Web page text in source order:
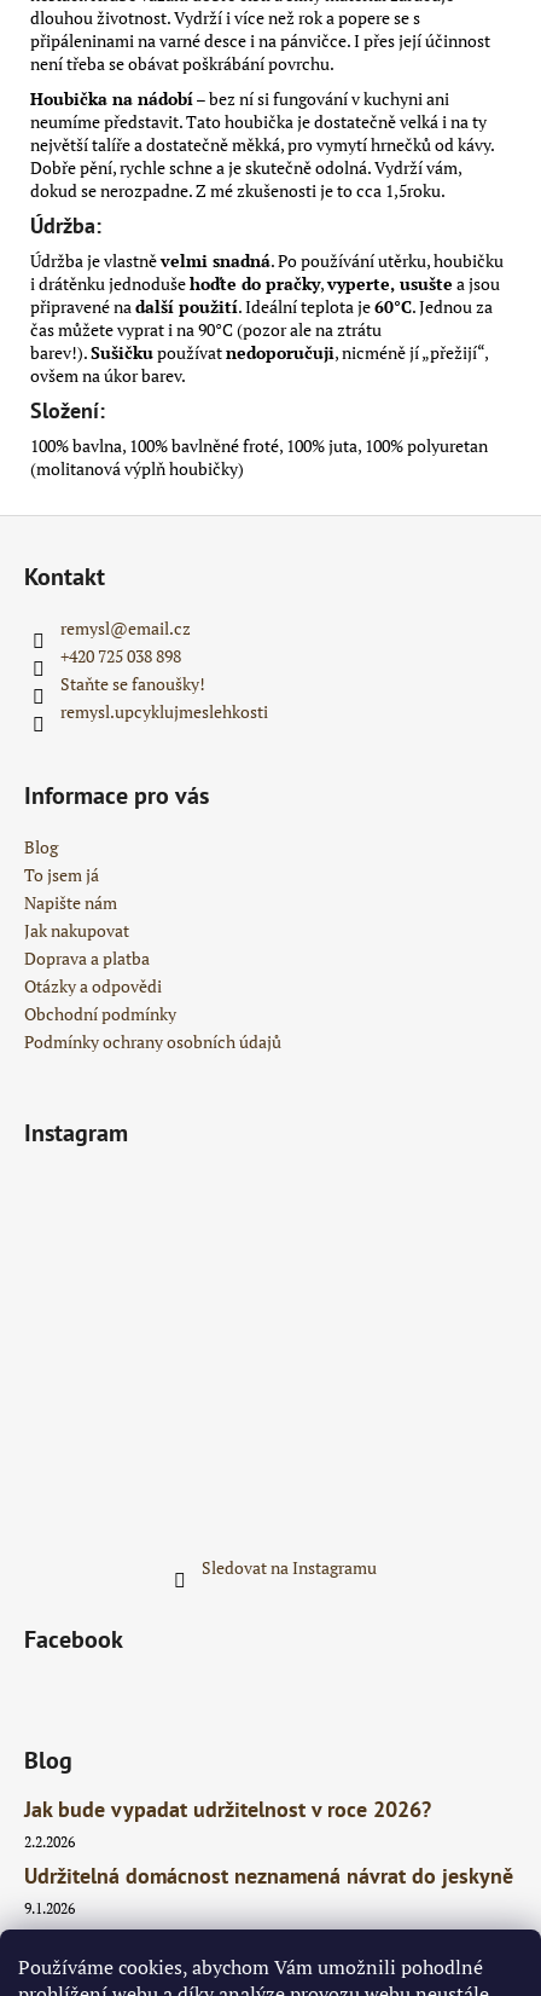
Používáme cookies, abychom Vám umožnili pohodlné
dlouhou životnost. Vydrží i více než rok a popere se s
připáleninami na varné desce i na pánvičce. I přes její účinnost
není třeba se obávat poškrábání povrchu.
Houbička na nádobí– bez ní si fungování v kuchyni ani
neumíme představit. Tato houbička je dostatečně velká i na ty
největší talíře a dostatečně měkká, pro vymytí hrnečků od kávy.
Dobře pění, rychle schne a je skutečně odolná. Vydrží vám,
dokud se nerozpadne. Z mé zkušenosti je to cca 1,5roku.
Údržba:
Údržba je vlastněvelmi snadná. Po používání utěrku, houbičku
i drátěnku jednodušehoďte do pračky,vyperte, usušte a jsou
připravené na další použití. Ideální teplota je60°C. Jednou za
čas můžete vyprat i na 90°C (pozor ale na ztrátu
barev!).Sušičkupoužívatnedoporučuji, nicméně jí „přežijí“,
ovšem na úkor barev.
Složení:
100% bavlna, 100% bavlněné froté, 100% juta, 100% polyuretan
(molitanová výplň houbičky)
Kontakt
remysl@email.cz
+420 725 038 898
Staňte se fanoušky!
remysl.upcyklujmeslehkosti
Informace pro vás
Blog
To jsem já
Napište nám
Jak nakupovat
Doprava a platba
Otázky a odpovědi
Obchodní podmínky
Podmínky ochrany osobních údajů
Instagram
Sledovat na Instagramu
Facebook
Blog
Jak bude vypadat udržitelnost v roce 2026?
2.2.2026
Udržitelná domácnost neznamená návrat do jeskyně
9.1.2026
15.4.2025